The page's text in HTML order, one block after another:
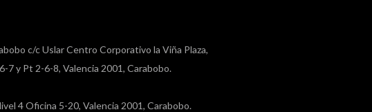
c/c Uslar Centro Corporativo la Viña Plaza,
7 y Pt 2-6-8, Valencia 2001, Carabobo.
4 Oficina 5-20, Valencia 2001, Carabobo.